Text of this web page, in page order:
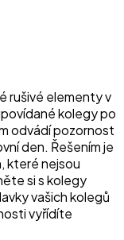
rušivé elementy v
kolegy po
odvádí pozornost
den. Řešením je
které nejsou
si s kolegy
vašich kolegů
vyřídíte